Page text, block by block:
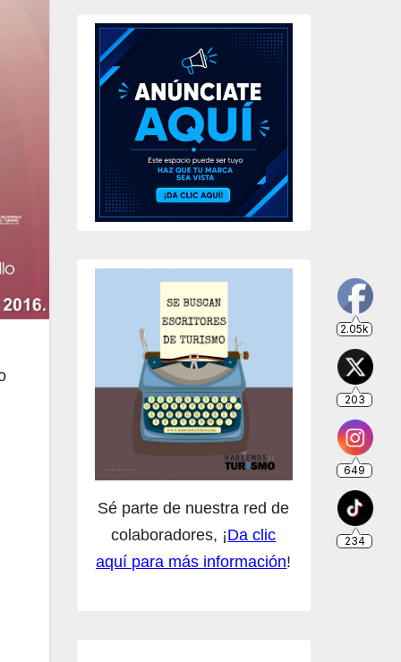
Sé parte de nuestra red de
colaboradores, ¡Da clic
aquí para más información!